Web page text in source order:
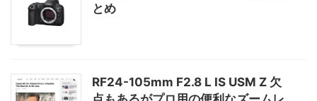
とめ
RF24-105mm F2.8 L IS USM Z 欠